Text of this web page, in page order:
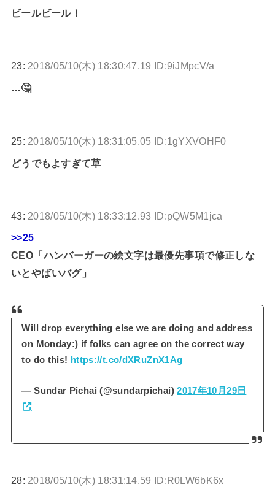
ビールビール！
23: 2018/05/10(木) 18:30:47.19 ID:9iJMpcV/a
…🤔
25: 2018/05/10(木) 18:31:05.05 ID:1gYXVOHF0
どうでもよすぎて草
43: 2018/05/10(木) 18:33:12.93 ID:pQW5M1jca
>>25
CEO「ハンバーガーの絵文字は最優先事項で修正しな
いとやばいバグ」
Will drop everything else we are doing and address
on Monday:) if folks can agree on the correct way
to do this! https://t.co/dXRuZnX1Ag
— Sundar Pichai (@sundarpichai)2017年10月29日
28: 2018/05/10(木) 18:31:14.59 ID:R0LW6bK6x